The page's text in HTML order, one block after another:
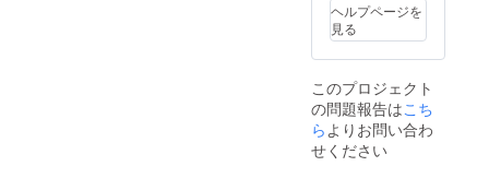
ヘルプページを
見る
このプロジェクト
の問題報告はこち
らよりお問い合わ
せください